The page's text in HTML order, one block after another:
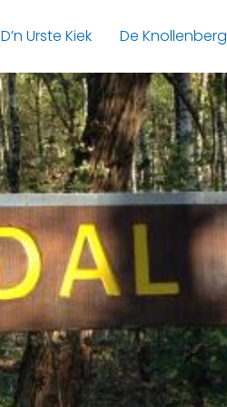
D’n Urste Kiek De Knollenberg